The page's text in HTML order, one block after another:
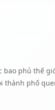
phủ thế
thành phố